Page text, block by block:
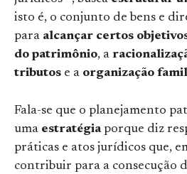
isto é, o conjunto de bens e
para alcançar certos
do patrimônio, a
tributos e a organização
Fala-se que o planejamento
uma estratégiaporque diz
práticas e atos jurídicos que,
contribuir para a consecução